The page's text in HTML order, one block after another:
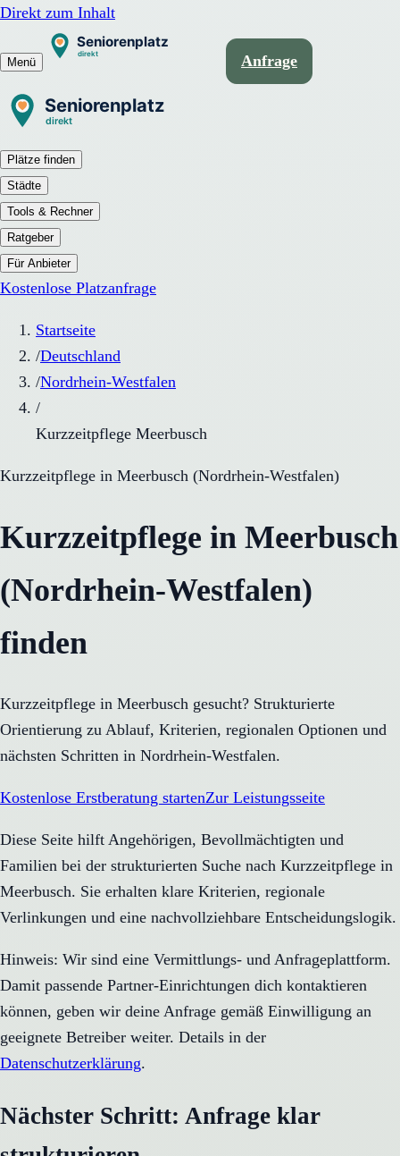
Direkt zum Inhalt
Menü Anfrage
Plätze finden
Städte
Tools & Rechner
Ratgeber
Für Anbieter
Kostenlose Platzanfrage
Startseite
/Deutschland
/Nordrhein-Westfalen
/
Kurzzeitpflege Meerbusch
Kurzzeitpflege in Meerbusch (Nordrhein-Westfalen)
Kurzzeitpflege in Meerbusch
(Nordrhein-Westfalen)
finden
Kurzzeitpflege in Meerbusch gesucht? Strukturierte
Orientierung zu Ablauf, Kriterien, regionalen Optionen und
nächsten Schritten in Nordrhein-Westfalen.
Kostenlose Erstberatung startenZur Leistungsseite
Diese Seite hilft Angehörigen, Bevollmächtigten und
Familien bei der strukturierten Suche nach Kurzzeitpflege in
Meerbusch. Sie erhalten klare Kriterien, regionale
Verlinkungen und eine nachvollziehbare Entscheidungslogik.
Hinweis: Wir sind eine Vermittlungs- und Anfrageplattform.
Damit passende Partner-Einrichtungen dich kontaktieren
können, geben wir deine Anfrage gemäß Einwilligung an
geeignete Betreiber weiter. Details in der
Datenschutzerklärung.
Nächster Schritt: Anfrage klar